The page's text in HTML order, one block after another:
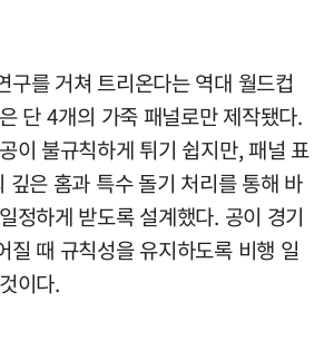
구를 거쳐 트리온다는 역대 월드컵
단 4개의 가죽 패널로만 제작됐다.
이 불규칙하게 튀기 쉽지만, 패널 표
깊은 홈과 특수 돌기 처리를 통해 바
정하게 받도록 설계했다. 공이 경기
질 때 규칙성을 유지하도록 비행 일
이다.